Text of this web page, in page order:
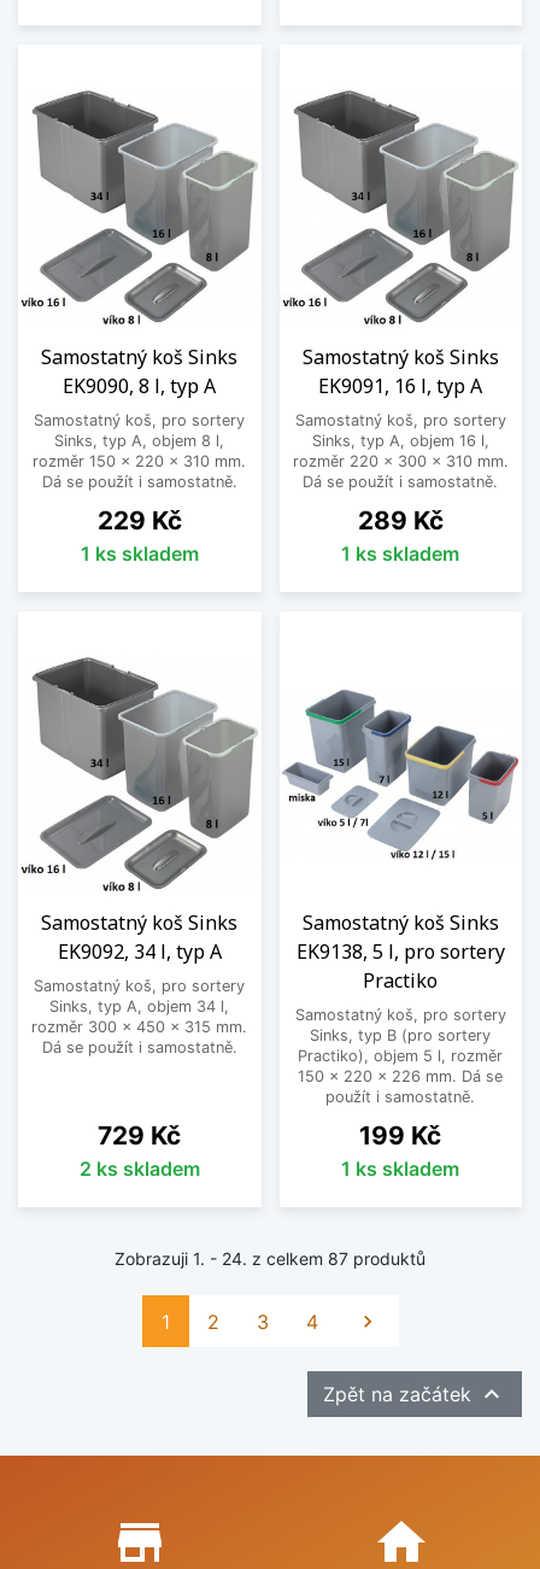
Samostatný koš Sinks
EK9090, 8 l, typ A
Samostatný koš, pro sortery
Sinks, typ A, objem 8 l,
rozměr 150 x 220 x 310 mm.
Dá se použít i samostatně.
Cena
229 Kč
1 ks skladem
Samostatný koš Sinks
EK9091, 16 l, typ A
Samostatný koš, pro sortery
Sinks, typ A, objem 16 l,
rozměr 220 x 300 x 310 mm.
Dá se použít i samostatně.
Cena
289 Kč
1 ks skladem
Samostatný koš Sinks
EK9092, 34 l, typ A
Samostatný koš, pro sortery
Sinks, typ A, objem 34 l,
rozměr 300 x 450 x 315 mm.
Dá se použít i samostatně.
Cena
729 Kč
2 ks skladem
Samostatný koš Sinks
EK9138, 5 l, pro sortery
Practiko
Samostatný koš, pro sortery
Sinks, typ B (pro sortery
Practiko), objem 5 l, rozměr
150 x 220 x 226 mm. Dá se
použít i samostatně.
Cena
199 Kč
1 ks skladem
Zobrazuji 1. - 24. z celkem 87 produktů
1 2 3 4 Další

Zpět na začátek 
Proč nakupovat u nás?
store_mall_directory home